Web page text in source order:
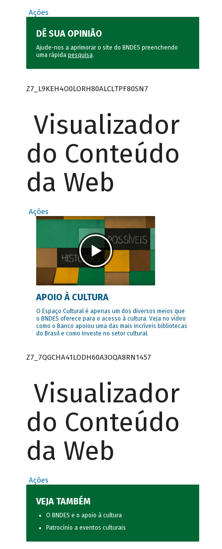
Ações
DÊ SUA OPINIÃO
Ajude-nos a aprimorar o site do BNDES preenchendo
uma rápida pesquisa.
Z7_L9KEH4O0LORH80ALCLTPF80SN7
Visualizador
do Conteúdo
da Web
Ações
APOIO À CULTURA
O Espaço Cultural é apenas um dos diversos meios que
o BNDES oferece para o acesso à cultura. Veja no vídeo
como o Banco apoiou uma das mais incríveis bibliotecas
do Brasil e como investe no setor cultural.
Z7_7QGCHA41LODH60A3OQA8RN1457
Visualizador
do Conteúdo
da Web
Ações
VEJA TAMBÉM
O BNDES e o apoio à cultura
Patrocínio a eventos culturais